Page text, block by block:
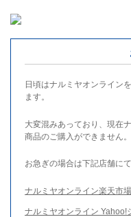
日頃はナルミヤオンライン
ます。
大変混みあっており、現在
商品のご購入ができません。
お急ぎの場合は下記店舗に
ナルミヤオンライン楽天市
ナルミヤオンライン Yahoo!